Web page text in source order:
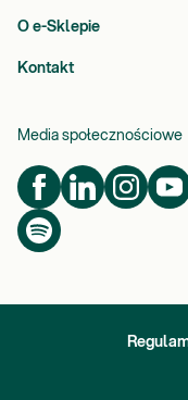
O e-Sklepie
Kontakt
Media społecznościowe